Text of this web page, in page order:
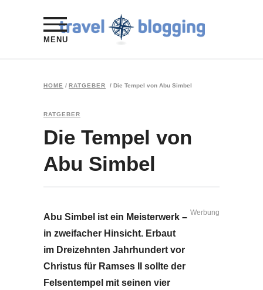
MENU
HOME / RATGEBER / Die Tempel von Abu Simbel
RATGEBER
Die Tempel von
Abu Simbel
Abu Simbel ist ein Meisterwerk –
in zweifacher Hinsicht. Erbaut
im Dreizehnten Jahrhundert vor
Christus für Ramses II sollte der
Felsentempel mit seinen vier
Werbung